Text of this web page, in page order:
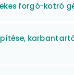
forgó-kotró